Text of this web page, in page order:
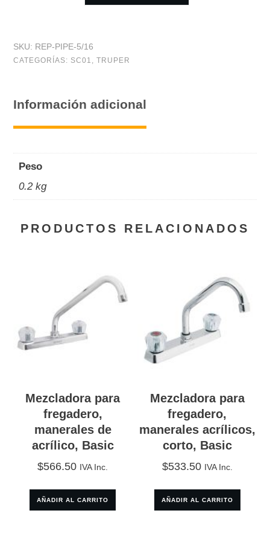
de
para
pzas
cantidad
SKU: REP-PIPE-5/16
CATEGORÍAS: SC01 , TRUPER
Información adicional
Peso
0.2 kg
PRODUCTOS RELACIONADOS
Mezcladora para
fregadero,
manerales de
acrílico, Basic
$566.50 IVA Inc.
AÑADIR AL CARRITO
Mezcladora para
fregadero,
manerales acrílicos,
corto, Basic
$533.50 IVA Inc.
AÑADIR AL CARRITO